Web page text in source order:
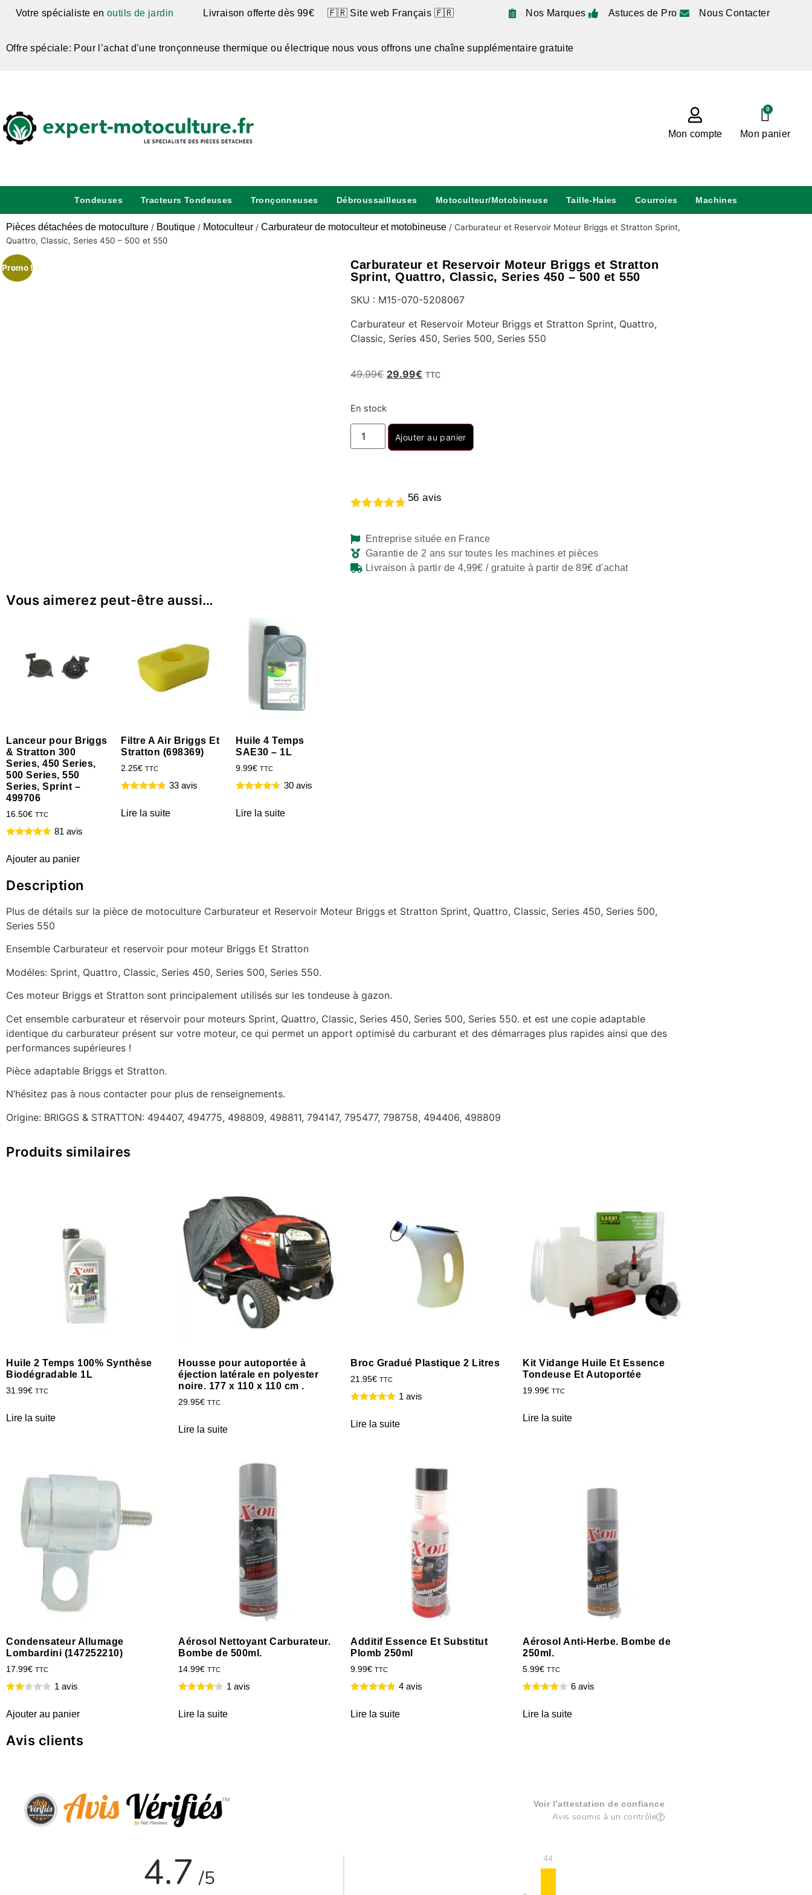
Votre spécialiste en outils de jardin Livraison offerte dès 99€ 🇫🇷 Site web Français 🇫🇷 Nos Marques Astuces de Pro Nous Contacter
Offre spéciale: Pour l’achat d’une tronçonneuse thermique ou électrique nous vous offrons une chaîne supplémentaire gratuite
Mon compte
0
Mon panier
Tondeuses Tracteurs Tondeuses Tronçonneuses Débroussailleuses Motoculteur/Motobineuse Taille-Haies Courroies Machines
Pièces détachées de motoculture / Boutique / Motoculteur / Carburateur de motoculteur et motobineuse / Carburateur et Reservoir Moteur Briggs et Stratton Sprint,
Quattro, Classic, Series 450 – 500 et 550
Promo !
Carburateur et Reservoir Moteur Briggs et Stratton
Sprint, Quattro, Classic, Series 450 – 500 et 550
SKU : M15-070-5208067
Carburateur et Reservoir Moteur Briggs et Stratton Sprint, Quattro,
Classic, Series 450, Series 500, Series 550
49.99€ 29.99€ TTC
En stock
Ajouter au panier
56 avis
Entreprise située en France
Garantie de 2 ans sur toutes les machines et pièces
Livraison à partir de 4,99€ / gratuite à partir de 89€ d'achat
Vous aimerez peut-être aussi…
Lanceur pour Briggs
& Stratton 300
Series, 450 Series,
500 Series, 550
Series, Sprint –
499706
16.50€ TTC
81 avis
Ajouter au panier
Filtre A Air Briggs Et
Stratton (698369)
2.25€ TTC
33 avis
Lire la suite
Huile 4 Temps
SAE30 – 1L
9.99€ TTC
30 avis
Lire la suite
Description
Plus de détails sur la pièce de motoculture Carburateur et Reservoir Moteur Briggs et Stratton Sprint, Quattro, Classic, Series 450, Series 500,
Series 550
Ensemble Carburateur et reservoir pour moteur Briggs Et Stratton
Modéles: Sprint, Quattro, Classic, Series 450, Series 500, Series 550.
Ces moteur Briggs et Stratton sont principalement utilisés sur les tondeuse à gazon.
Cet ensemble carburateur et réservoir pour moteurs Sprint, Quattro, Classic, Series 450, Series 500, Series 550. et est une copie adaptable
identique du carburateur présent sur votre moteur, ce qui permet un apport optimisé du carburant et des démarrages plus rapides ainsi que des
performances supérieures !
Pièce adaptable Briggs et Stratton.
N’hésitez pas à nous contacter pour plus de renseignements.
Origine: BRIGGS & STRATTON: 494407, 494775, 498809, 498811, 794147, 795477, 798758, 494406, 498809
Produits similaires
Huile 2 Temps 100% Synthèse
Biodégradable 1L
31.99€ TTC
Lire la suite
Housse pour autoportée à
éjection latérale en polyester
noire. 177 x 110 x 110 cm .
29.95€ TTC
Lire la suite
Broc Gradué Plastique 2 Litres
21.95€ TTC
1 avis
Lire la suite
Kit Vidange Huile Et Essence
Tondeuse Et Autoportée
19.99€ TTC
Lire la suite
Condensateur Allumage
Lombardini (147252210)
17.99€ TTC
1 avis
Ajouter au panier
Aérosol Nettoyant Carburateur.
Bombe de 500ml.
14.99€ TTC
1 avis
Lire la suite
Additif Essence Et Substitut
Plomb 250ml
9.99€ TTC
4 avis
Lire la suite
Aérosol Anti-Herbe. Bombe de
250ml.
5.99€ TTC
6 avis
Lire la suite
Avis clients
Voir l’attestation de confiance
Avis soumis à un contrôle
4.7 /5
44